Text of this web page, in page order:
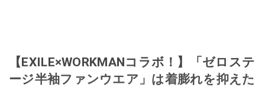
【EXILE×WORKMANコラボ！】「ゼロステ
ージ半袖ファンウエア」は着膨れを抑えた